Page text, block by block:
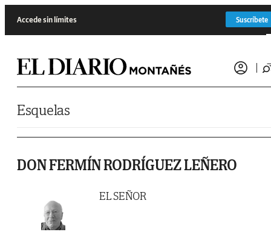
Accede sin límites Suscríbete
Esquelas
DON FERMÍN RODRÍGUEZ LEÑERO
EL SEÑOR